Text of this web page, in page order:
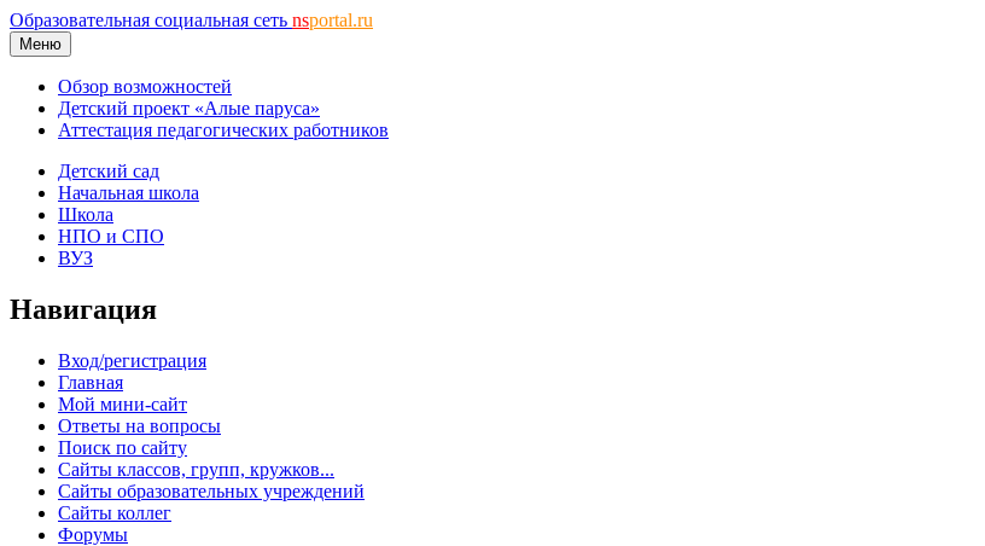
Образовательная социальная сеть nsportal.ru
Меню
Обзор возможностей
Детский проект «Алые паруса»
Аттестация педагогических работников
Детский сад
Начальная школа
Школа
НПО и СПО
ВУЗ
Навигация
Вход/регистрация
Главная
Мой мини-сайт
Ответы на вопросы
Поиск по сайту
Сайты классов, групп, кружков...
Сайты образовательных учреждений
Сайты коллег
Форумы